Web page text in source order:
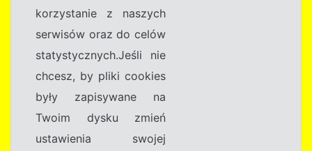
korzystanie z naszych
serwisów oraz do celów
statystycznych.Jeśli nie
chcesz, by pliki cookies
były zapisywane na
Twoim dysku zmień
ustawienia swojej